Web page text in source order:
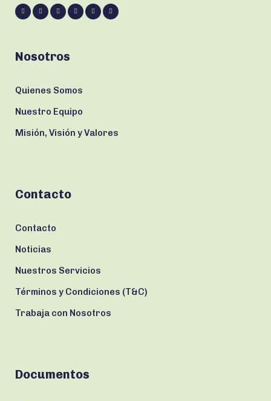
Nosotros
Quienes Somos
Nuestro Equipo
Misión, Visión y Valores
Contacto
Contacto
Noticias
Nuestros Servicios
Términos y Condiciones (T&C)
Trabaja con Nosotros
Documentos